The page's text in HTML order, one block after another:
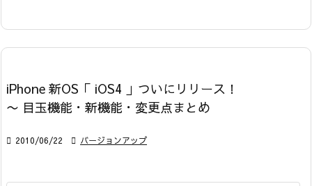
iPhone 新OS「 iOS4 」ついにリリース！
〜 目玉機能・新機能・変更点まとめ
 2010/06/22  バージョンアップ